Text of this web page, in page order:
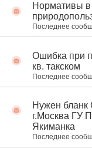
Нормативы
Последнее
Ошибка при
кв. такском
Последнее
Нужен
г.Москва ГУ
Якиманка
Последнее